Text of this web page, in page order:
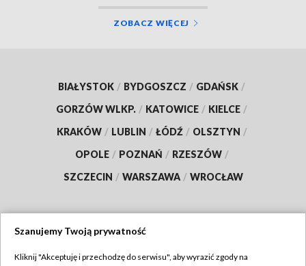
ZOBACZ WIĘCEJ
BIAŁYSTOK / BYDGOSZCZ / GDAŃSK /
GORZÓW WLKP. / KATOWICE / KIELCE /
KRAKÓW / LUBLIN / ŁÓDŹ / OLSZTYN /
OPOLE / POZNAŃ / RZESZÓW /
SZCZECIN / WARSZAWA / WROCŁAW
Szanujemy Twoją prywatność
Kliknij "Akceptuję i przechodzę do serwisu", aby wyrazić zgody na